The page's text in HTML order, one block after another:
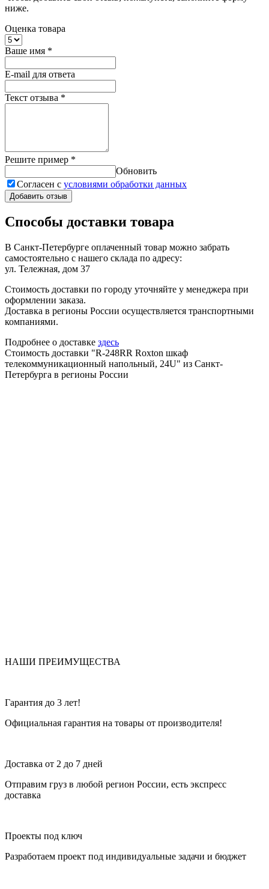
ниже.
Оценка товара
Ваше имя *
E-mail для ответа
Текст отзыва *
Решите пример *
Обновить
Согласен с условиями обработки данных
Добавить отзыв
Способы доставки товара
В Санкт-Петербурге оплаченный товар можно забрать
самостоятельно с нашего склада по адресу:
ул. Тележная, дом 37
Стоимость доставки по городу уточняйте у менеджера при
оформлении заказа.
Доставка в регионы России осуществляется транспортными
компаниями.
Подробнее о доставке здесь
Стоимость доставки "R-248RR Roxton шкаф
телекоммуникационный напольный, 24U" из Санкт-
Петербурга в регионы России
НАШИ ПРЕИМУЩЕСТВА
Гарантия до 3 лет!
Официальная гарантия на товары от производителя!
Доставка от 2 до 7 дней
Отправим груз в любой регион России, есть экспресс
доставка
Проекты под ключ
Разработаем проект под индивидуальные задачи и бюджет